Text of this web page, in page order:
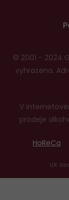
© 2001 - 2024
vyhrazena.
V
prodeje
HoReCa
UX